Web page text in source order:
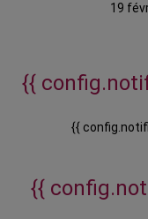
19
{{
{{
{{